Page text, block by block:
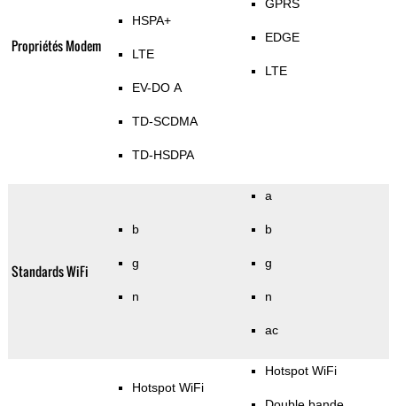
Propriétés Modem
HSPA+
LTE
EV-DO A
TD-SCDMA
TD-HSDPA
GPRS
EDGE
LTE
Standards WiFi
b
g
n
a
b
g
n
ac
Hotspot WiFi
Hotspot WiFi